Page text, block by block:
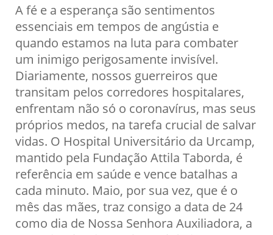
A fé e a esperança são sentimentos
essenciais em tempos de angústia e
quando estamos na luta para combater
um inimigo perigosamente invisível.
Diariamente, nossos guerreiros que
transitam pelos corredores hospitalares,
enfrentam não só o coronavírus, mas seus
próprios medos, na tarefa crucial de salvar
vidas. O Hospital Universitário da Urcamp,
mantido pela Fundação Attila Taborda, é
referência em saúde e vence batalhas a
cada minuto. Maio, por sua vez, que é o
mês das mães, traz consigo a data de 24
como dia de Nossa Senhora Auxiliadora, a